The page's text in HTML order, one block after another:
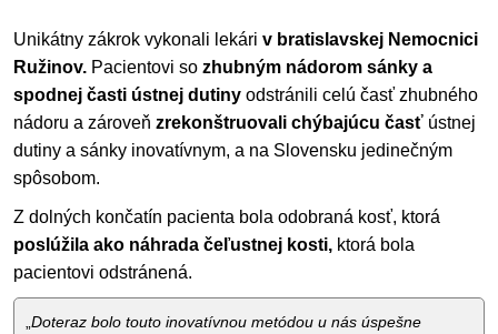
Unikátny zákrok vykonali lekári v bratislavskej Nemocnici
Ružinov. Pacientovi so zhubným nádorom sánky a
spodnej časti ústnej dutiny odstránili celú časť zhubného
nádoru a zároveň zrekonštruovali chýbajúcu časť ústnej
dutiny a sánky inovatívnym, a na Slovensku jedinečným
spôsobom.
Z dolných končatín pacienta bola odobraná kosť, ktorá
poslúžila ako náhrada čeľustnej kosti, ktorá bola
pacientovi odstránená.
Doteraz bolo touto inovatívnou metódou u nás úspešne